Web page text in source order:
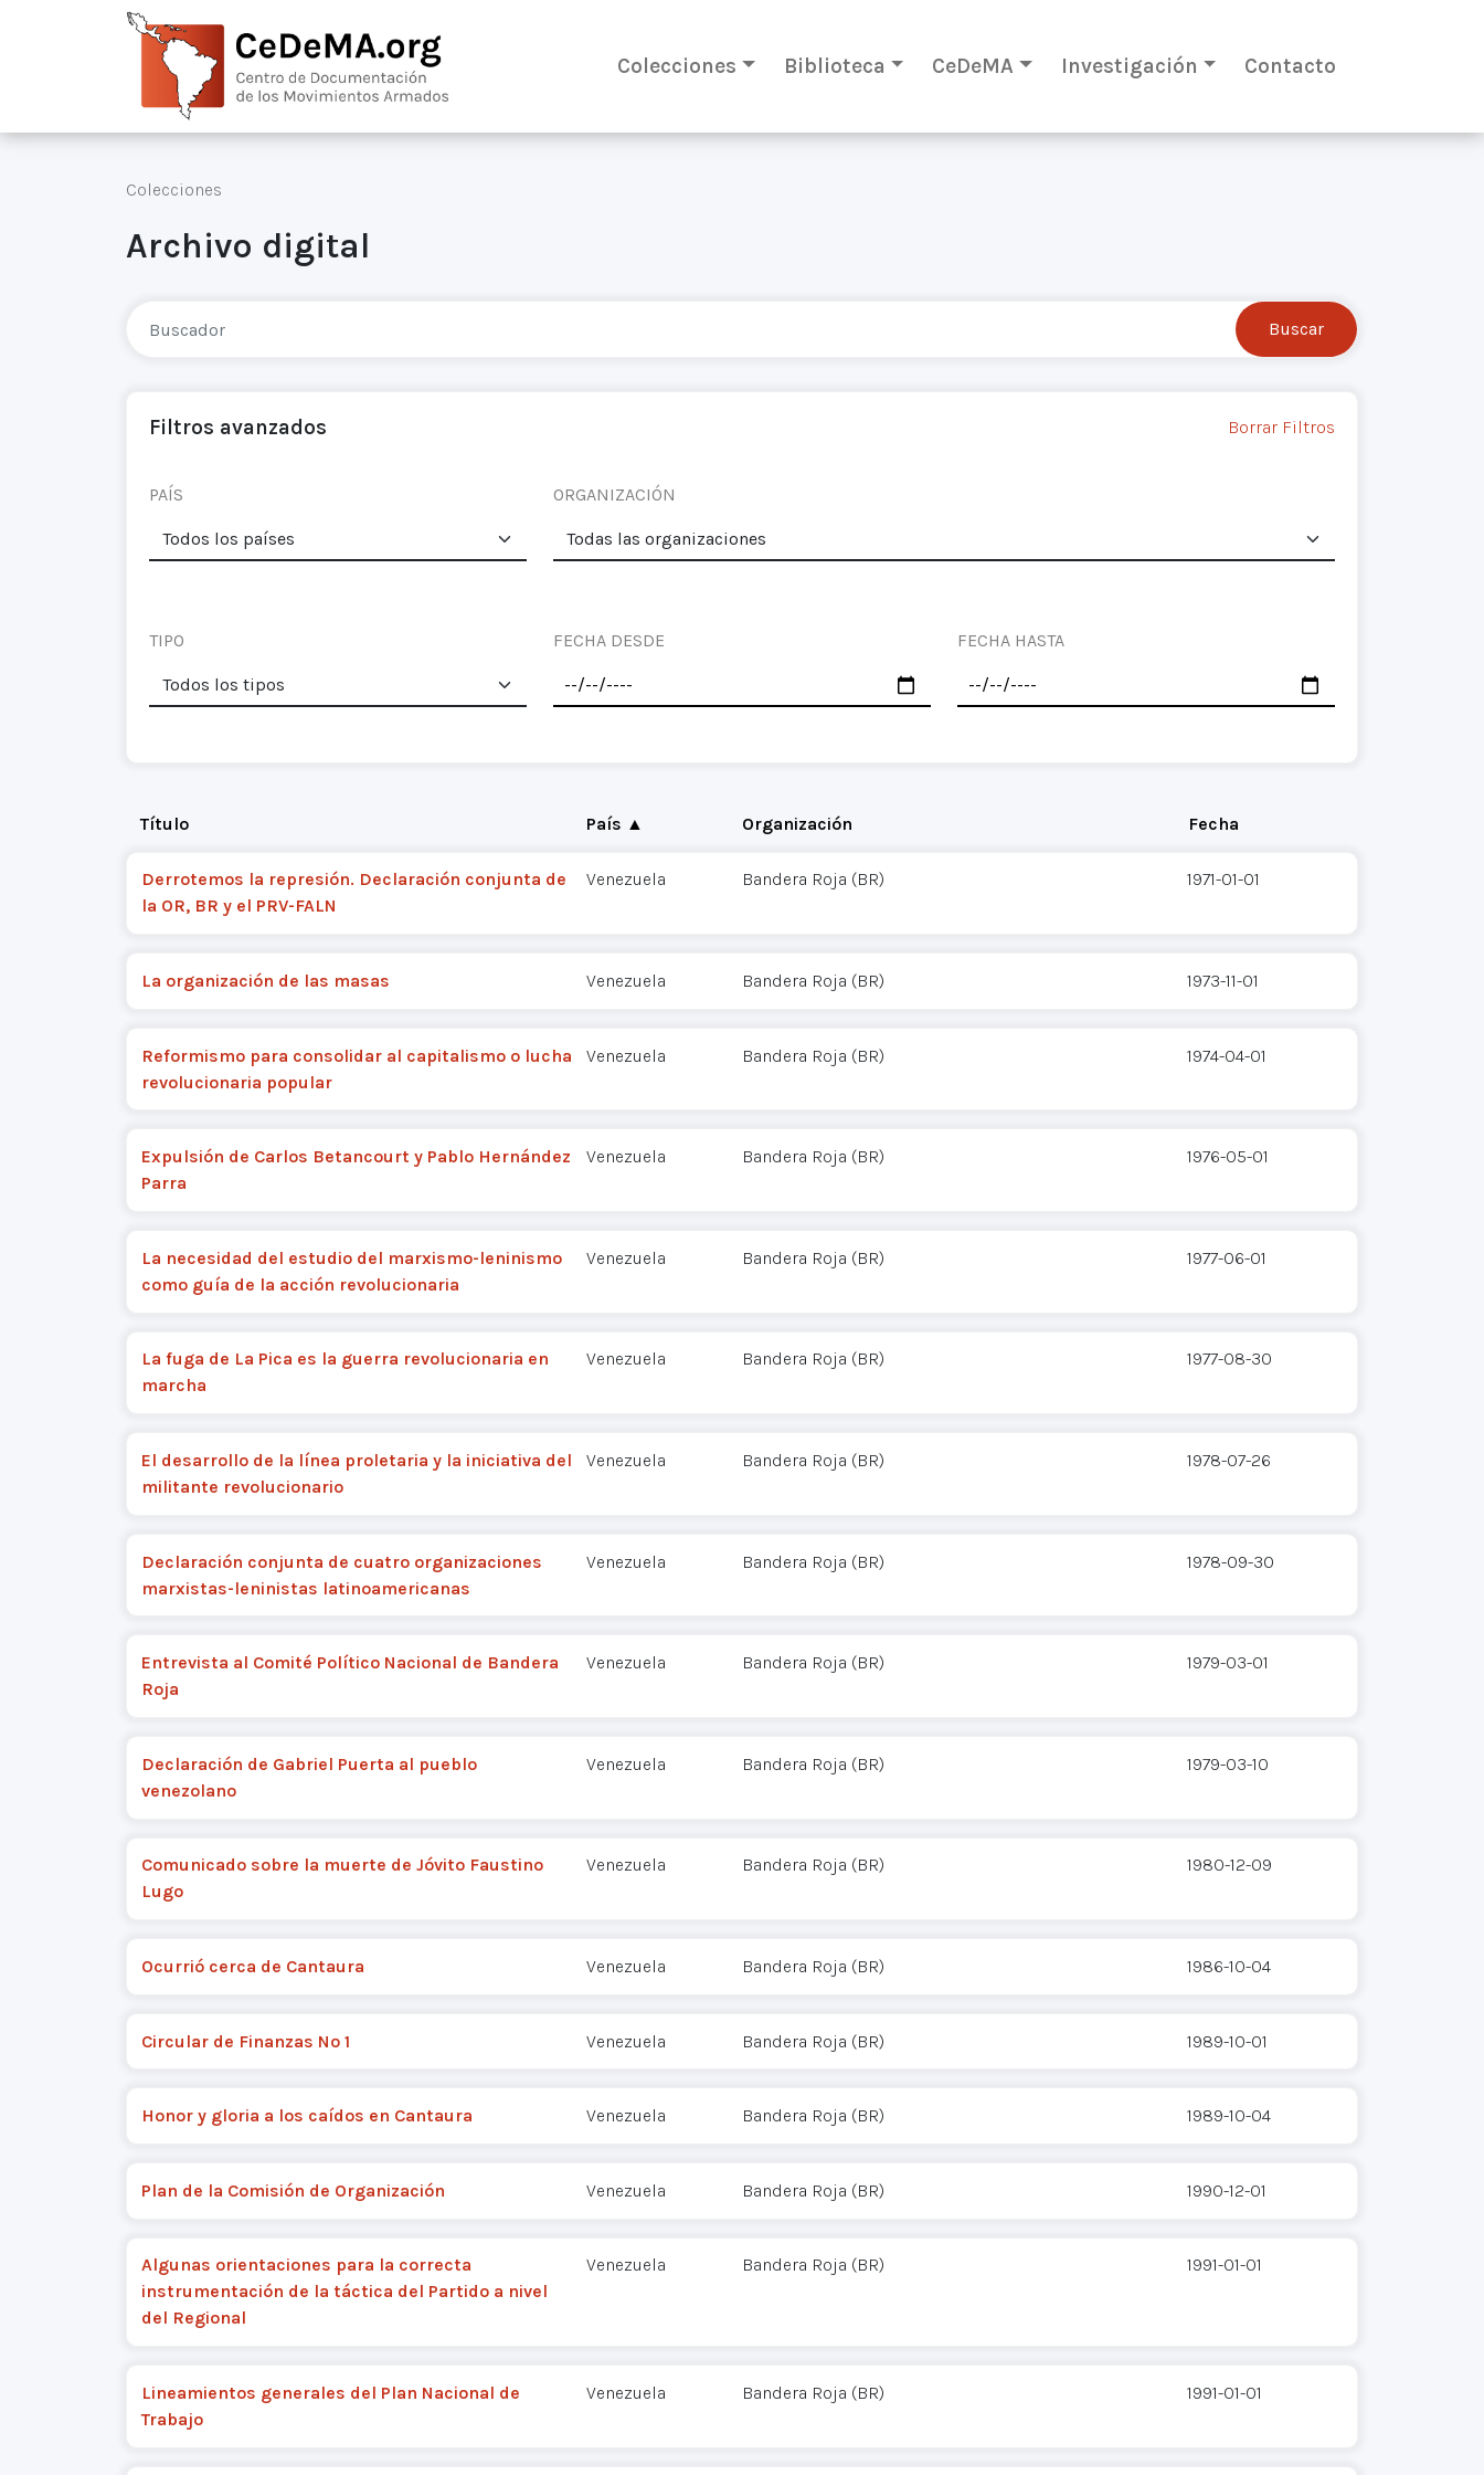
Colecciones Biblioteca CeDeMA Investigación Contacto
Colecciones
Archivo digital
Filtros avanzados Borrar Filtros
PAÍS ORGANIZACIÓN
TIPO FECHA DESDE FECHA HASTA
Título País ▲ Organización Fecha
Derrotemos la represión. Declaración conjunta de
la OR, BR y el PRV-FALN
Venezuela Bandera Roja (BR) 1971-01-01
La organización de las masas Venezuela Bandera Roja (BR) 1973-11-01
Reformismo para consolidar al capitalismo o lucha
revolucionaria popular
Venezuela Bandera Roja (BR) 1974-04-01
Expulsión de Carlos Betancourt y Pablo Hernández
Parra
Venezuela Bandera Roja (BR) 1976-05-01
La necesidad del estudio del marxismo-leninismo
como guía de la acción revolucionaria
Venezuela Bandera Roja (BR) 1977-06-01
La fuga de La Pica es la guerra revolucionaria en
marcha
Venezuela Bandera Roja (BR) 1977-08-30
El desarrollo de la línea proletaria y la iniciativa del
militante revolucionario
Venezuela Bandera Roja (BR) 1978-07-26
Declaración conjunta de cuatro organizaciones
marxistas-leninistas latinoamericanas
Venezuela Bandera Roja (BR) 1978-09-30
Entrevista al Comité Político Nacional de Bandera
Roja
Venezuela Bandera Roja (BR) 1979-03-01
Declaración de Gabriel Puerta al pueblo
venezolano
Venezuela Bandera Roja (BR) 1979-03-10
Comunicado sobre la muerte de Jóvito Faustino
Lugo
Venezuela Bandera Roja (BR) 1980-12-09
Ocurrió cerca de Cantaura Venezuela Bandera Roja (BR) 1986-10-04
Circular de Finanzas Nº 1 Venezuela Bandera Roja (BR) 1989-10-01
Honor y gloria a los caídos en Cantaura Venezuela Bandera Roja (BR) 1989-10-04
Plan de la Comisión de Organización Venezuela Bandera Roja (BR) 1990-12-01
Algunas orientaciones para la correcta
instrumentación de la táctica del Partido a nivel
del Regional
Venezuela Bandera Roja (BR) 1991-01-01
Lineamientos generales del Plan Nacional de
Trabajo
Venezuela Bandera Roja (BR) 1991-01-01